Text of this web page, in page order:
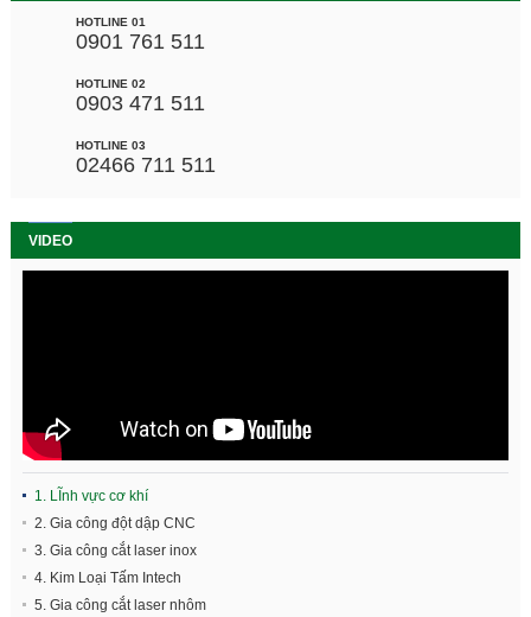
HOTLINE 01
0901 761 511
HOTLINE 02
0903 471 511
HOTLINE 03
02466 711 511
VIDEO
1. LĨnh vực cơ khí
2. Gia công đột dập CNC
3. Gia công cắt laser inox
4. Kim Loại Tấm Intech
5. Gia công cắt laser nhôm